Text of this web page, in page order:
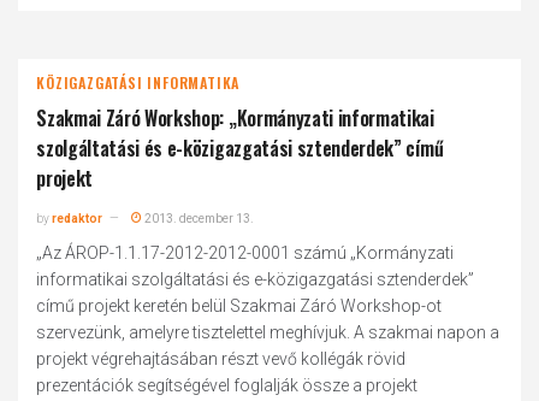
KÖZIGAZGATÁSI INFORMATIKA
Szakmai Záró Workshop: „Kormányzati informatikai
szolgáltatási és e-közigazgatási sztenderdek” című
projekt
byredaktor 2013. december 13.
„Az ÁROP-1.1.17-2012-2012-0001 számú „Kormányzati
informatikai szolgáltatási és e-közigazgatási sztenderdek”
című projekt keretén belül Szakmai Záró Workshop-ot
szervezünk, amelyre tisztelettel meghívjuk. A szakmai napon a
projekt végrehajtásában részt vevő kollégák rövid
prezentációk segítségével foglalják össze a projekt